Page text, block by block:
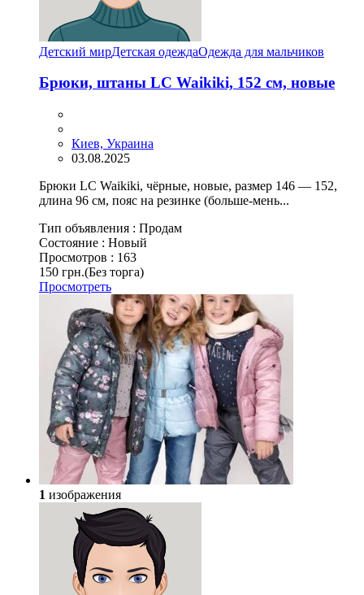
Детский мирДетская одеждаОдежда для мальчиков
Брюки, штаны LC Waikiki, 152 см, новые
Киев, Украина
03.08.2025
Брюки LC Waikiki, чёрные, новые, размер 146 — 152,
длина 96 см, пояс на резинке (больше-мень...
Тип объявления : Продам
Состояние : Новый
Просмотров : 163
150 грн.(Без торга)
Просмотреть
1 изображения